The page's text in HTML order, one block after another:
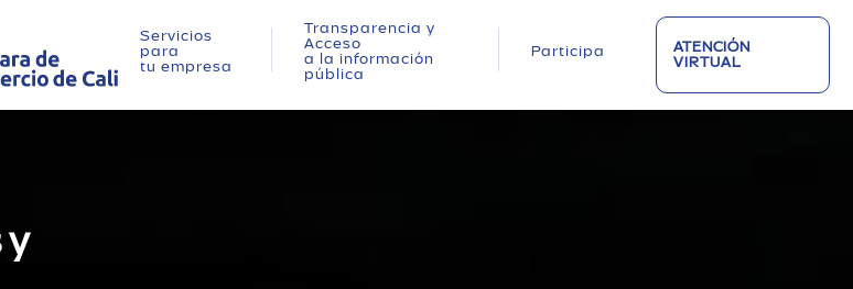
Servicios
para
tu empresa
Transparencia y
Acceso
a la información
pública
Participa
ATENCIÓN
VIRTUAL